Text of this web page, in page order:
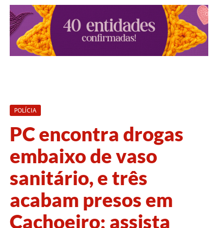
POLÍCIA
PC encontra drogas
embaixo de vaso
sanitário, e três
acabam presos em
Cachoeiro; assista